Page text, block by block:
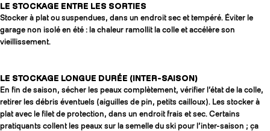
LE STOCKAGE ENTRE LES SORTIES
Stocker à plat ou suspendues, dans un endroit sec et tempéré. Éviter le
garage non isolé en été : la chaleur ramollit la colle et accélère son
vieillissement.
LE STOCKAGE LONGUE DURÉE (INTER-SAISON)
En fin de saison, sécher les peaux complètement, vérifier l’état de la colle,
retirer les débris éventuels (aiguilles de pin, petits cailloux). Les stocker à
plat avec le filet de protection, dans un endroit frais et sec. Certains
pratiquants collent les peaux sur la semelle du ski pour l’inter-saison ; ça